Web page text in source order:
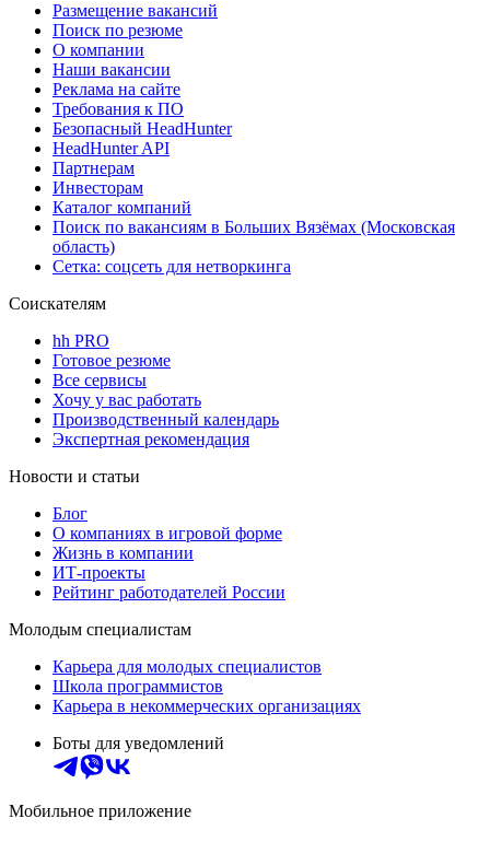
Размещение вакансий
Поиск по резюме
О компании
Наши вакансии
Реклама на сайте
Требования к ПО
Безопасный HeadHunter
HeadHunter API
Партнерам
Инвесторам
Каталог компаний
Поиск по вакансиям в Больших Вязёмах (Московская
область)
Сетка: соцсеть для нетворкинга
Соискателям
hh PRO
Готовое резюме
Все сервисы
Хочу у вас работать
Производственный календарь
Экспертная рекомендация
Новости и статьи
Блог
О компаниях в игровой форме
Жизнь в компании
ИТ-проекты
Рейтинг работодателей России
Молодым специалистам
Карьера для молодых специалистов
Школа программистов
Карьера в некоммерческих организациях
Боты для уведомлений
Мобильное приложение